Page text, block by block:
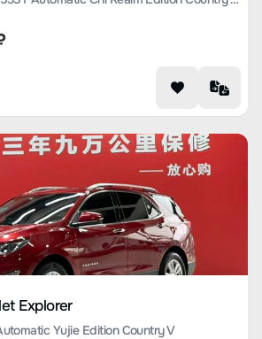
Explorer
Yujie Edition Country V